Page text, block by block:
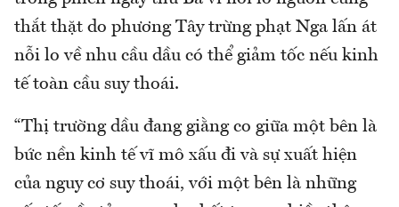
thắt thặt do phương Tây trừng phạt Nga lấn át
nỗi lo về nhu cầu dầu có thể giảm tốc nếu kinh
tế toàn cầu suy thoái.
“Thị trường dầu đang giằng co giữa một bên là
bức nền kinh tế vĩ mô xấu đi và sự xuất hiện
của nguy cơ suy thoái, với một bên là những